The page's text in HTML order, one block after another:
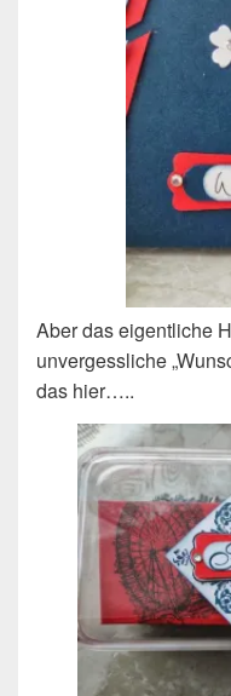
Aber das eigentliche
unvergessliche
das hier…..